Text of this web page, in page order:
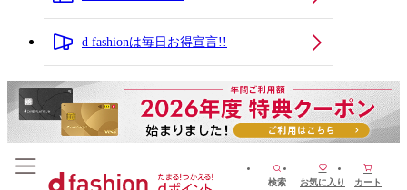
d fashionは毎日お得宣言!!
検索 お気に入り カート